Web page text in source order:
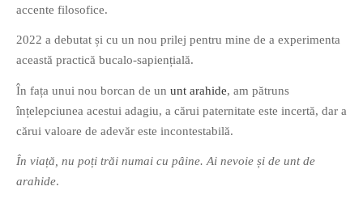
famous movies by using the
accente filosofice.
2022 a debutat și cu un nou prilej pentru mine de a experimenta
această practică bucalo-sapiențială.
În fața unui nou borcan de un unt arahide, am pătruns
înțelepciunea acestui adagiu, a cărui paternitate este incertă, dar a
cărui valoare de adevăr este incontestabilă.
În viață, nu poți trăi numai cu pâine. Ai nevoie și de unt de
arahide.